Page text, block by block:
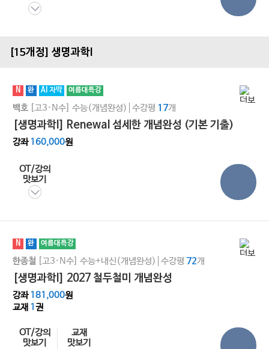
[15개정] 생명과학l
N 완 AI 자막 여름대특강
백호 [고3·N수] 수능(개념완성) 수강평 17개
[생명과학l] Renewal 섬세한 개념완성 (기본 기출)
강좌160,000원
OT/강의
맛보기
N 완 여름대특강
한종철 [고3·N수] 수능+내신(개념완성) 수강평 72개
[생명과학I] 2027 철두철미 개념완성
강좌181,000원
교재 1 권
OT/강의
맛보기
교재
맛보기